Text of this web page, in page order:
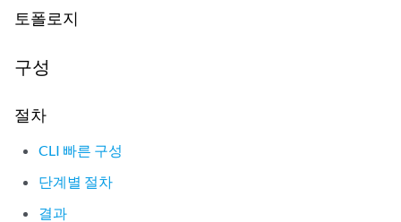
토폴로지
구성
절차
CLI 빠른 구성
단계별 절차
결과